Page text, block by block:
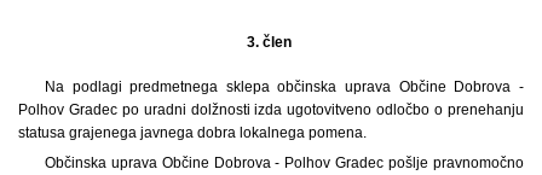
3. člen
Na podlagi predmetnega sklepa občinska uprava Občine Dobrova -
Polhov Gradec po uradni dolžnosti izda ugotovitveno odločbo o prenehanju
statusa grajenega javnega dobra lokalnega pomena.
Občinska uprava Občine Dobrova - Polhov Gradec pošlje pravnomočno